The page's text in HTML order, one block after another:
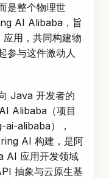
是整个物理世
AI Alibaba，旨
用，共同构建物
参与这件激动人
Java 开发者的
Alibaba（项目
alibaba），
AI 构建，是阿
AI 应用开发领域
抽象与云原生基